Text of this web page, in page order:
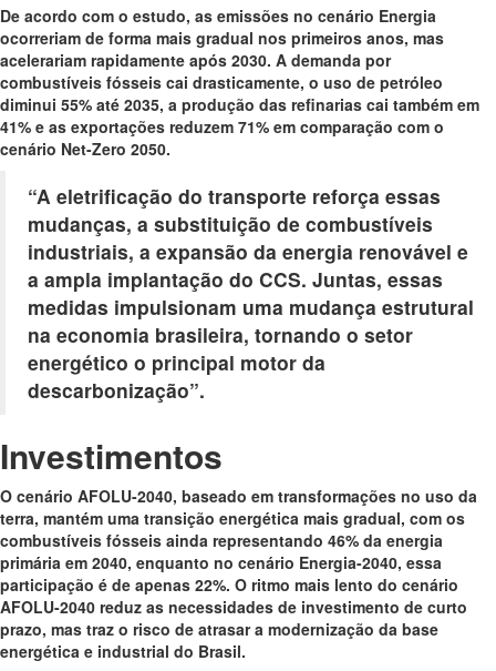
De acordo com o estudo, as emissões no cenário Energia
ocorreriam de forma mais gradual nos primeiros anos, mas
acelerariam rapidamente após 2030. A demanda por
combustíveis fósseis cai drasticamente, o uso de petróleo
diminui 55% até 2035, a produção das refinarias cai também em
41% e as exportações reduzem 71% em comparação com o
cenário Net-Zero 2050.
“A eletrificação do transporte reforça essas
mudanças, a substituição de combustíveis
industriais, a expansão da energia renovável e
a ampla implantação do CCS. Juntas, essas
medidas impulsionam uma mudança estrutural
na economia brasileira, tornando o setor
energético o principal motor da
descarbonização”.
Investimentos
O cenário AFOLU-2040, baseado em transformações no uso da
terra, mantém uma transição energética mais gradual, com os
combustíveis fósseis ainda representando 46% da energia
primária em 2040, enquanto no cenário Energia-2040, essa
participação é de apenas 22%. O ritmo mais lento do cenário
AFOLU-2040 reduz as necessidades de investimento de curto
prazo, mas traz o risco de atrasar a modernização da base
energética e industrial do Brasil.